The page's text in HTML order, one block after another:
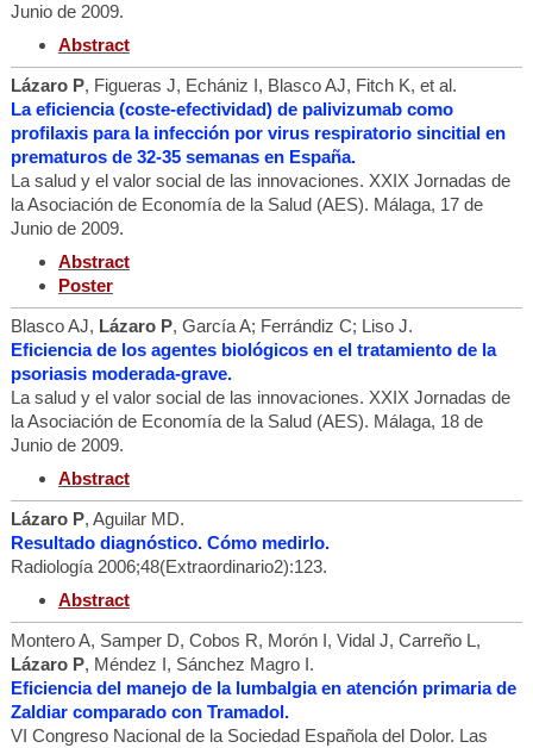
Junio de 2009.
Abstract
Lázaro P, Figueras J, Echániz I, Blasco AJ, Fitch K, et al.
La eficiencia (coste-efectividad) de palivizumab como
profilaxis para la infección por virus respiratorio sincitial en
prematuros de 32-35 semanas en España.
La salud y el valor social de las innovaciones. XXIX Jornadas de
la Asociación de Economía de la Salud (AES). Málaga, 17 de
Junio de 2009.
Abstract
Poster
Blasco AJ, Lázaro P, García A; Ferrándiz C; Liso J.
Eficiencia de los agentes biológicos en el tratamiento de la
psoriasis moderada-grave.
La salud y el valor social de las innovaciones. XXIX Jornadas de
la Asociación de Economía de la Salud (AES). Málaga, 18 de
Junio de 2009.
Abstract
Lázaro P, Aguilar MD.
Resultado diagnóstico. Cómo medirlo.
Radiología 2006;48(Extraordinario2):123.
Abstract
Montero A, Samper D, Cobos R, Morón I, Vidal J, Carreño L,
Lázaro P, Méndez I, Sánchez Magro I.
Eficiencia del manejo de la lumbalgia en atención primaria de
Zaldiar comparado con Tramadol.
VI Congreso Nacional de la Sociedad Española del Dolor. Las